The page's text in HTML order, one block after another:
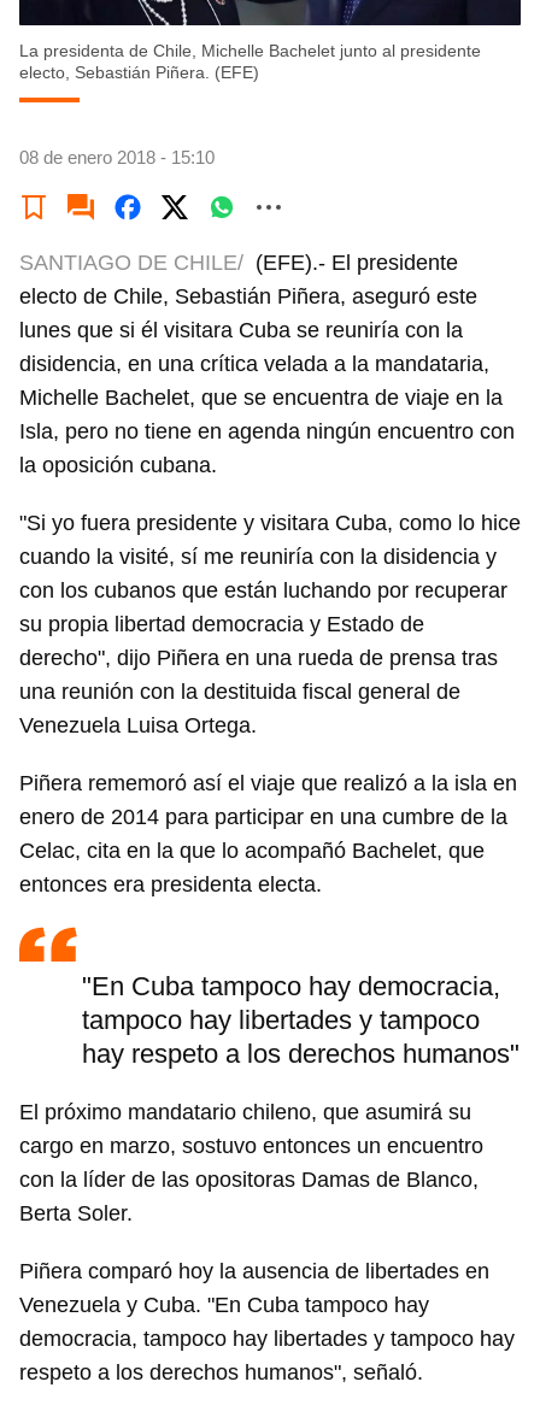
La presidenta de Chile, Michelle Bachelet junto al presidente
electo, Sebastián Piñera. (EFE)
08 de enero 2018 - 15:10
SANTIAGO DE CHILE/ (EFE).- El presidente
electo de Chile, Sebastián Piñera, aseguró este
lunes que si él visitara Cuba se reuniría con la
disidencia, en una crítica velada a la mandataria,
Michelle Bachelet, que se encuentra de viaje en la
Isla, pero no tiene en agenda ningún encuentro con
la oposición cubana.
"Si yo fuera presidente y visitara Cuba, como lo hice
cuando la visité, sí me reuniría con la disidencia y
con los cubanos que están luchando por recuperar
su propia libertad democracia y Estado de
derecho", dijo Piñera en una rueda de prensa tras
una reunión con la destituida fiscal general de
Venezuela Luisa Ortega.
Piñera rememoró así el viaje que realizó a la isla en
enero de 2014 para participar en una cumbre de la
Celac, cita en la que lo acompañó Bachelet, que
entonces era presidenta electa.
"En Cuba tampoco hay democracia,
tampoco hay libertades y tampoco
hay respeto a los derechos humanos"
El próximo mandatario chileno, que asumirá su
cargo en marzo, sostuvo entonces un encuentro
con la líder de las opositoras Damas de Blanco,
Berta Soler.
Piñera comparó hoy la ausencia de libertades en
Venezuela y Cuba. "En Cuba tampoco hay
democracia, tampoco hay libertades y tampoco hay
respeto a los derechos humanos", señaló.